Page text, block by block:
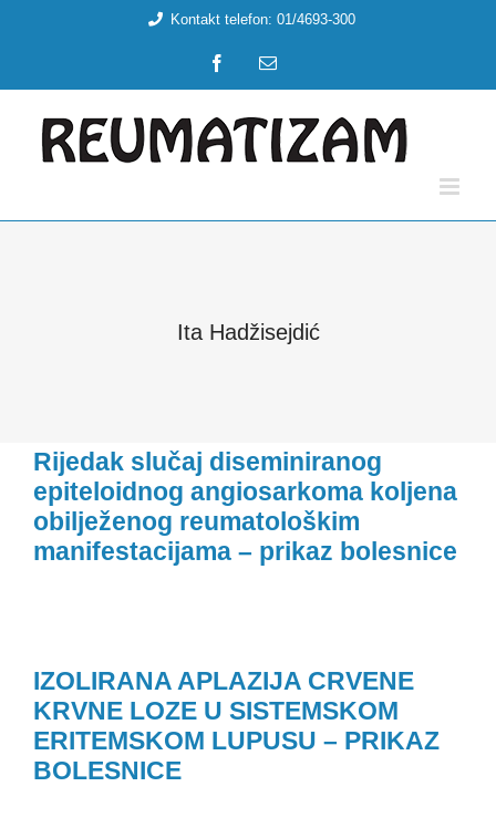
Kontakt telefon: 01/4693-300
FacebookEmail:
Ita Hadžisejdić
Rijedak slučaj diseminiranog
epiteloidnog angiosarkoma koljena
obilježenog reumatološkim
manifestacijama – prikaz bolesnice
IZOLIRANA APLAZIJA CRVENE
KRVNE LOZE U SISTEMSKOM
ERITEMSKOM LUPUSU – PRIKAZ
BOLESNICE